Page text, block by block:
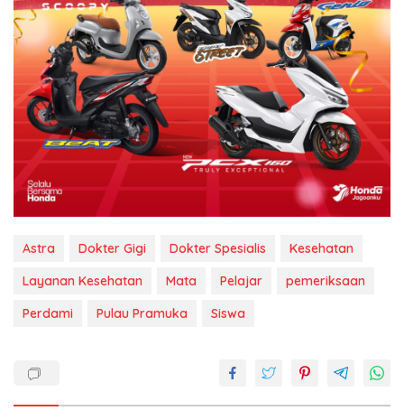
Astra Dokter Gigi Dokter Spesialis
Kesehatan
Layanan Kesehatan
Mata Pelajar
pemeriksaan
Perdami
Pulau Pramuka Siswa